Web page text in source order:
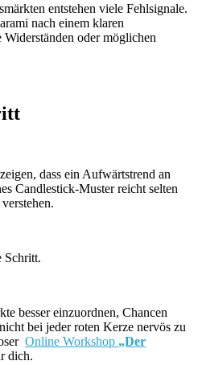
entstehen viele Fehlsignale.
nach einem klaren
oder möglichen
dass ein Aufwärtstrend an
Candlestick-Muster reicht selten
Schritt.
besser einzuordnen, Chancen
bei jeder roten Kerze nervös zu
Online Workshop „Der
dich.